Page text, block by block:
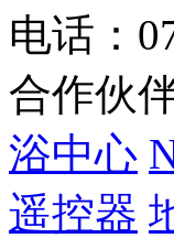
电话：
合作伙
浴中心
遥控器